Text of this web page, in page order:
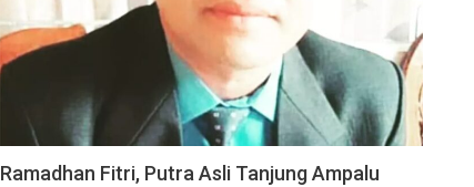
Ramadhan Fitri, Putra Asli Tanjung Ampalu